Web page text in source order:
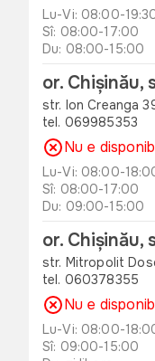
Lu-Vi: 08:00-
Sî: 08:00-17:00
Du: 08:00-15:00
or. Chișinău,
str. Ion Creanga
tel. 069985353
Nu e
Lu-Vi: 08:00-
Sî: 08:00-17:00
Du: 09:00-15:00
or.
str. Mitropolit
tel. 060378355
Nu e
Lu-Vi: 08:00-
Sî: 09:00-15:00